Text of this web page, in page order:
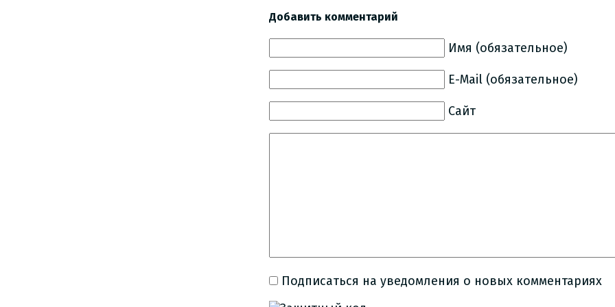
Добавить комментарий
Имя (обязательное)
E-Mail (обязательное)
Сайт
Подписаться на уведомления о новых комментариях